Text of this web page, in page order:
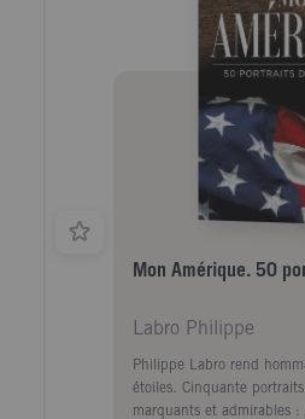
étourdissante. Pour
et profondément
nos contemporains.
Mon Amérique. 50
Labro Philippe
Philippe Labro rend
étoiles. Cinquante
marquants et admirables :